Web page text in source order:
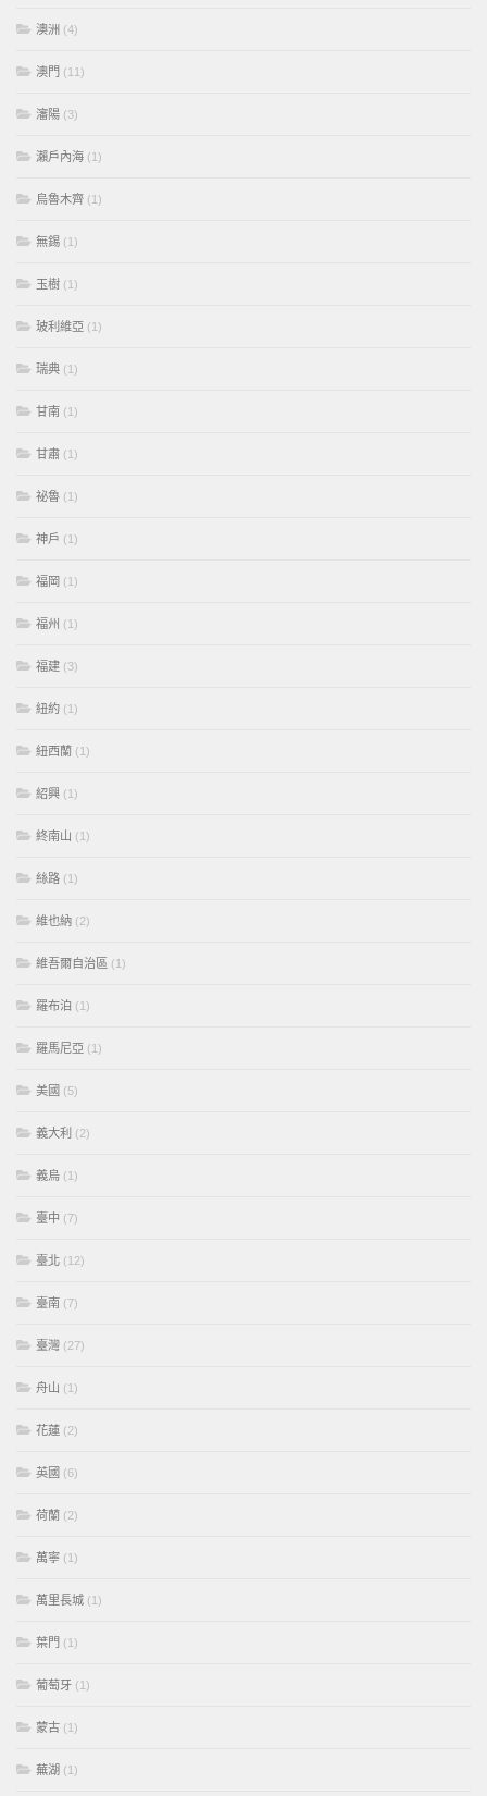
澳洲 (4)
澳門 (11)
瀋陽 (3)
瀨戶內海 (1)
烏魯木齊 (1)
無錫 (1)
玉樹 (1)
玻利維亞 (1)
瑞典 (1)
甘南 (1)
甘肅 (1)
祕魯 (1)
神戶 (1)
福岡 (1)
福州 (1)
福建 (3)
紐約 (1)
紐西蘭 (1)
紹興 (1)
終南山 (1)
絲路 (1)
維也納 (2)
維吾爾自治區 (1)
羅布泊 (1)
羅馬尼亞 (1)
美國 (5)
義大利 (2)
義烏 (1)
臺中 (7)
臺北 (12)
臺南 (7)
臺灣 (27)
舟山 (1)
花蓮 (2)
英國 (6)
荷蘭 (2)
萬寧 (1)
萬里長城 (1)
葉門 (1)
葡萄牙 (1)
蒙古 (1)
蕪湖 (1)